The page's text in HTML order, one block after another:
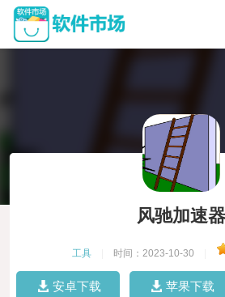
风驰加速器
工具 时间：2023-10-30
安卓下载 苹果下载